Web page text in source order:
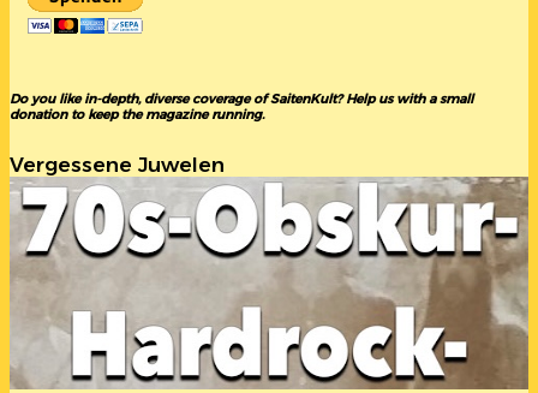
Do you like in-depth, diverse coverage of SaitenKult? Help us with a small
donation to keep the magazine running.
Vergessene Juwelen